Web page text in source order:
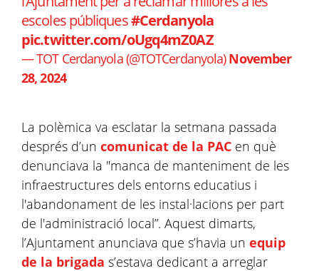
escoles públiques#Cerdanyola
pic.twitter.com/oUgq4mZ0AZ
— TOT Cerdanyola (@TOTCerdanyola)November
28, 2024
La polèmica va esclatar la setmana passada
després d’un comunicat de la PAC en què
denunciava la "manca de manteniment de les
infraestructures dels entorns educatius i
l'abandonament de les instal·lacions per part
de l'administració local”. Aquest dimarts,
l’Ajuntament anunciava que s’havia un equip
de la brigada s’estava dedicant a arreglar